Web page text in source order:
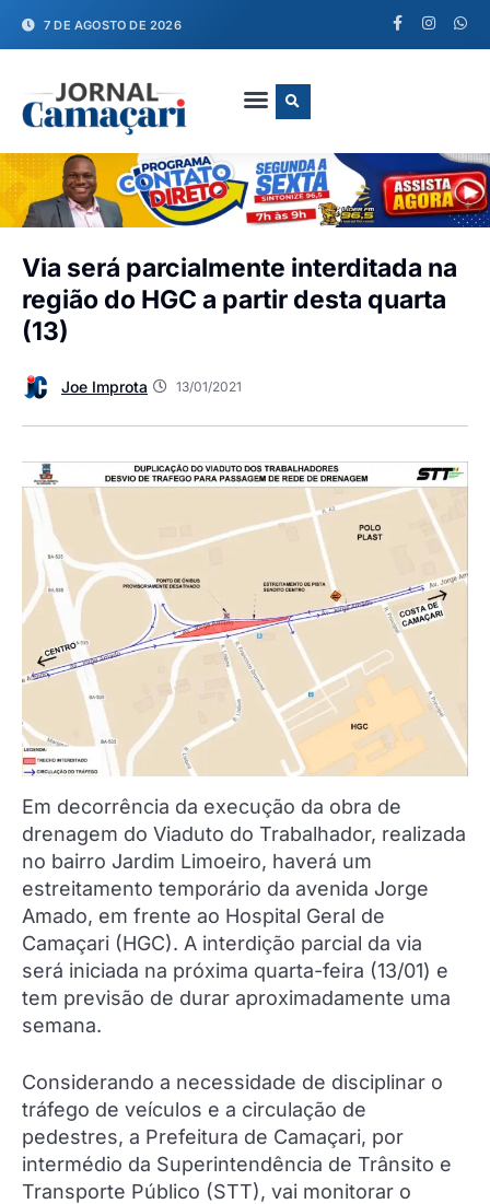
7 DE AGOSTO DE 2026
Via será parcialmente interditada na
região do HGC a partir desta quarta
(13)
Joe Improta 13/01/2021
Em decorrência da execução da obra de
drenagem do Viaduto do Trabalhador, realizada
no bairro Jardim Limoeiro, haverá um
estreitamento temporário da avenida Jorge
Amado, em frente ao Hospital Geral de
Camaçari (HGC). A interdição parcial da via
será iniciada na próxima quarta-feira (13/01) e
tem previsão de durar aproximadamente uma
semana.
Considerando a necessidade de disciplinar o
tráfego de veículos e a circulação de
pedestres, a Prefeitura de Camaçari, por
intermédio da Superintendência de Trânsito e
Transporte Público (STT), vai monitorar o